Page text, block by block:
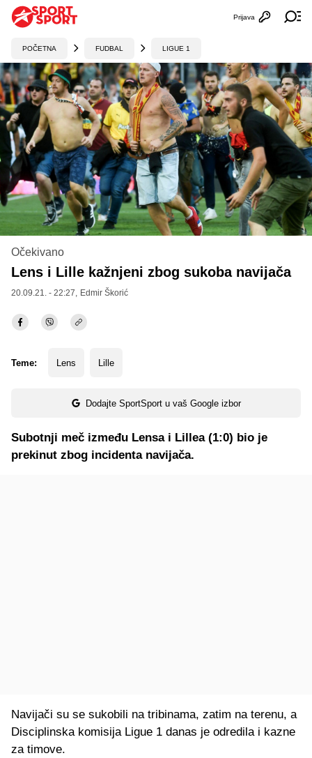
Otvori
Prijava
POČETNA FUDBAL LIGUE 1
Očekivano
Lens i Lille kažnjeni zbog sukoba navijača
20.09.21. - 22:27, Edmir Škorić
Teme: Lens Lille
Dodajte SportSport u vaš Google izbor
Subotnji meč između Lensa i Lillea (1:0) bio je
prekinut zbog incidenta navijača.
Navijači su se sukobili na tribinama, zatim na terenu, a
Disciplinska komisija Ligue 1 danas je odredila i kazne
za timove.